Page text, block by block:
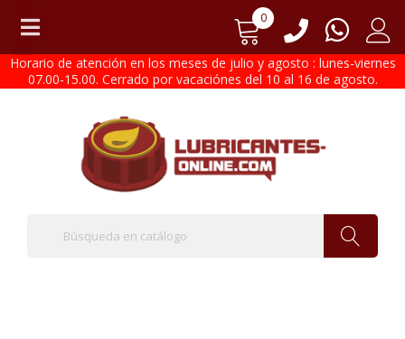
0
Horario de atención en los meses de julio y agosto : lunes-viernes
07.00-15.00. Cerrado por vacaciónes del 10 al 16 de agosto.